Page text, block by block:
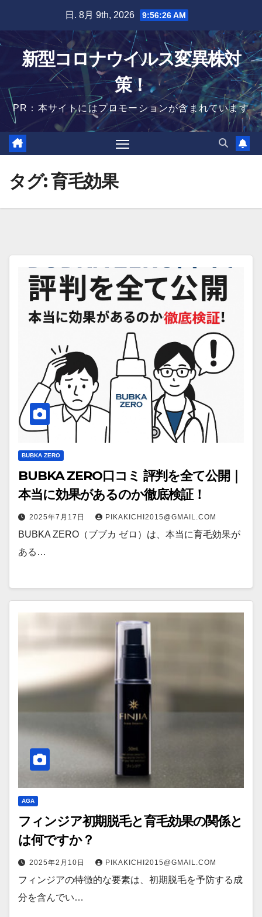
content
日. 8月 9th, 2026 9:56:27 AM
新型コロナウイルス変異株対
策！
PR：本サイトにはプロモーションが含まれています
タグ:育毛効果
BUBKA ZERO
BUBKA ZERO口コミ 評判を全て公開｜
本当に効果があるのか徹底検証！
2025年7月17日 PIKAKICHI2015@GMAIL.COM
BUBKA ZERO（ブブカ ゼロ）は、本当に育毛効果が
ある…
AGA
フィンジア初期脱毛と育毛効果の関係と
は何ですか？
2025年2月10日 PIKAKICHI2015@GMAIL.COM
フィンジアの特徴的な要素は、初期脱毛を予防する成
分を含んでい…